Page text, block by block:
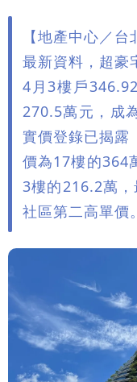
【地產中心／
最新資料，超豪
4月3樓戶
270.5萬元，成
實價登錄已揭露
價為17樓的364
3樓的216.2萬
社區第二高單價。